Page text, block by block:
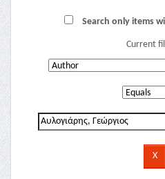
Search only items
Current